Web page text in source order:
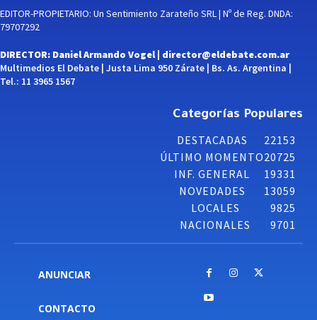
EDITOR-PROPIETARIO: Un Sentimiento Zarateño SRL | Nº de Reg. DNDA:
79707292
DIRECTOR: Daniel Armando Vogel | director@eldebate.com.ar
Multimedios El Debate | Justa Lima 950 Zárate | Bs. As. Argentina |
Tel.: 11 3965 1567
Categorías Populares
DESTACADAS
22153
ÚLTIMO MOMENTO20725
INF. GENERAL
19331
NOVEDADES
13059
LOCALES
9825
NACIONALES
9701
ANUNCIAR
CONTACTO